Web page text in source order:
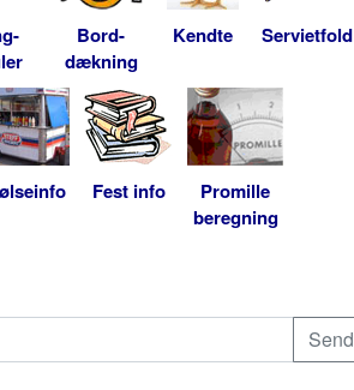
Bord-
dækning
Kendte Servietfold
Fest info
Promille
beregning